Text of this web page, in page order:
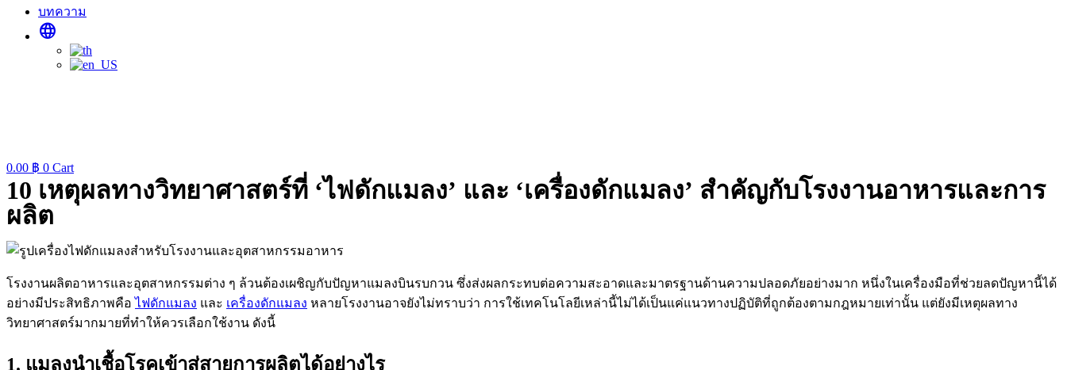
บทความ
language
0.00 ฿ 0 Cart
10 เหตุผลทางวิทยาศาสตร์ที่ ‘ไฟดักแมลง’ และ ‘เครื่องดักแมลง’ สำคัญกับโรงงานอาหารและการ
ผลิต
โรงงานผลิตอาหารและอุตสาหกรรมต่าง ๆ ล้วนต้องเผชิญกับปัญหาแมลงบินรบกวน ซึ่งส่งผลกระทบต่อความสะอาดและมาตรฐานด้านความปลอดภัยอย่างมาก หนึ่งในเครื่องมือที่ช่วยลดปัญหานี้ได้
อย่างมีประสิทธิภาพคือไฟดักแมลง และ เครื่องดักแมลง หลายโรงงานอาจยังไม่ทราบว่า การใช้เทคโนโลยีเหล่านี้ไม่ได้เป็นแค่แนวทางปฏิบัติที่ถูกต้องตามกฎหมายเท่านั้น แต่ยังมีเหตุผลทาง
วิทยาศาสตร์มากมายที่ทำให้ควรเลือกใช้งาน ดังนี้
1. แมลงนำเชื้อโรคเข้าสู่สายการผลิตได้อย่างไร